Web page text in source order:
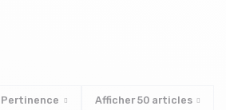
Pertinence Afficher50articles